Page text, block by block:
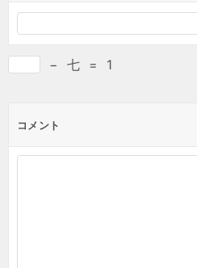
− 七 = 1
コメント